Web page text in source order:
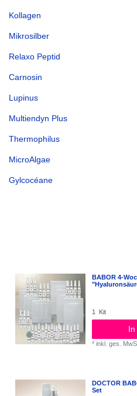
Kollagen
Mikrosilber
Relaxo Peptid
Carnosin
Lupinus
Multiendyn Plus
Thermophilus
MicroAlgae
Gylcocéane
BABOR 4-
1 Kit
*inkl. ges.
DOCTOR
Set